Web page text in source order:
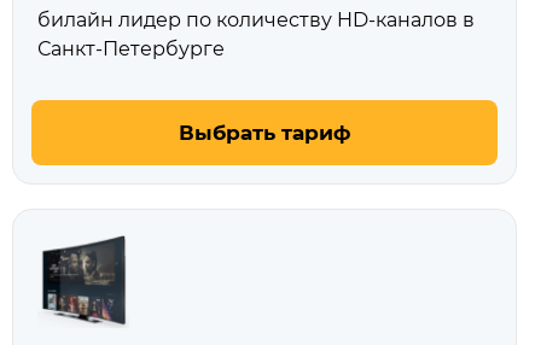
билайн лидер по количеству HD‑каналов в
Санкт-Петербурге
Выбрать тариф